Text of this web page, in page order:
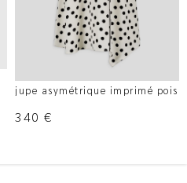
jupe asymétrique imprimé pois
340 €